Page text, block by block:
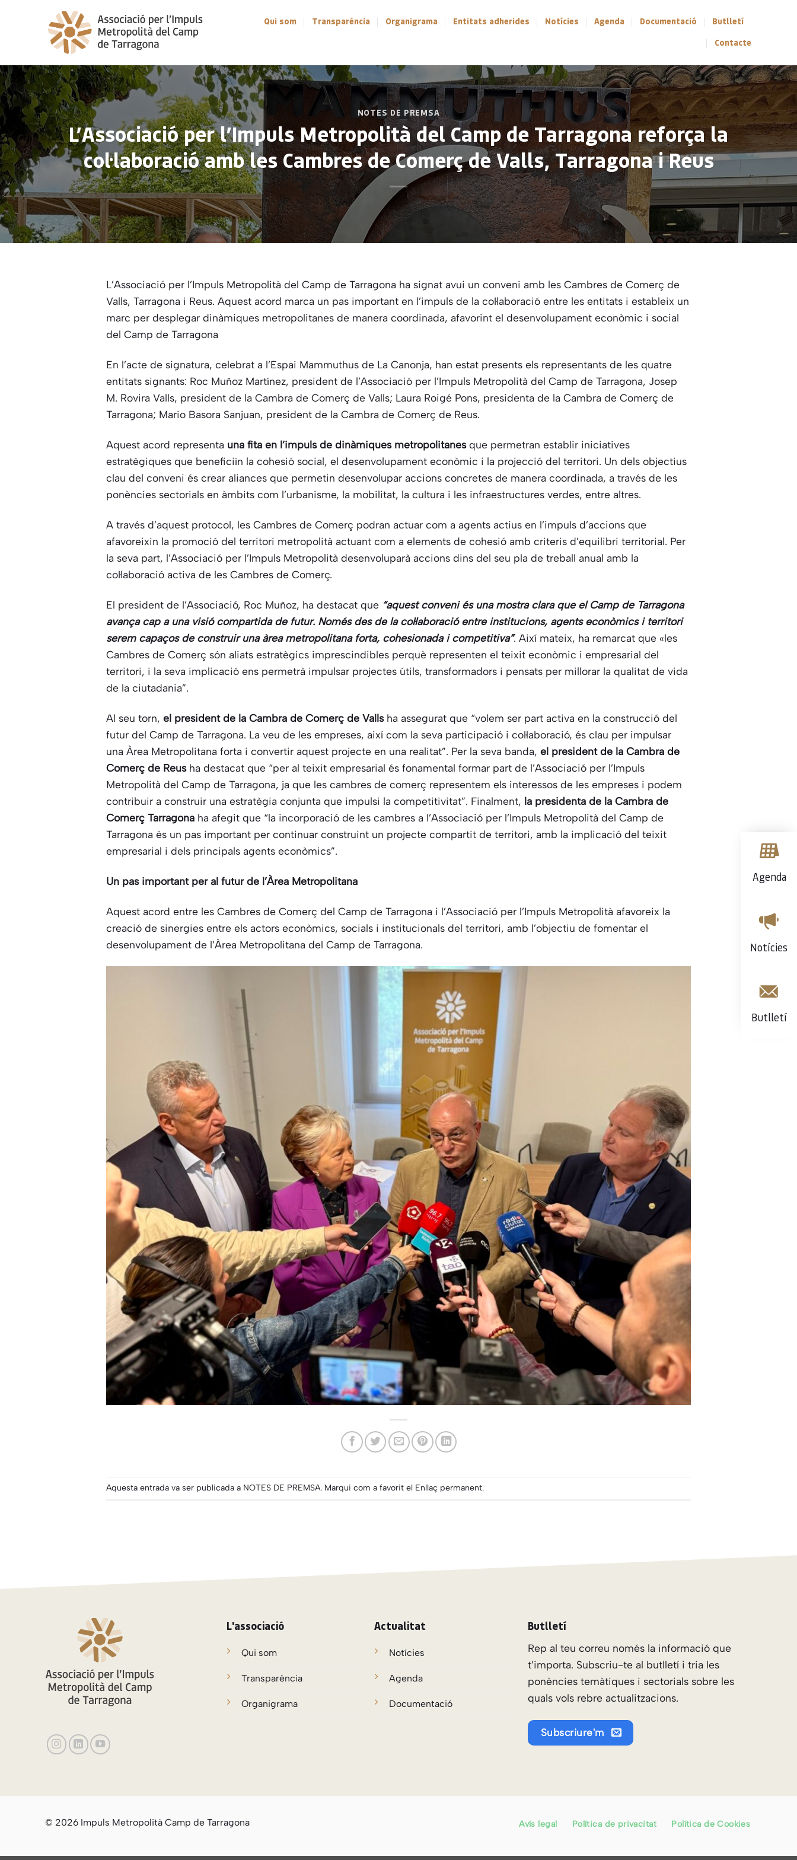
Qui som Transparència Organigrama Entitats adherides Notícies Agenda Documentació Butlletí
Contacte
NOTES DE PREMSA
L’Associació per l’Impuls Metropolità del Camp de Tarragona reforça la
col·laboració amb les Cambres de Comerç de Valls, Tarragona i Reus
L’Associació per l’Impuls Metropolità del Camp de Tarragona ha signat avui un conveni amb les Cambres de Comerç de
Valls, Tarragona i Reus. Aquest acord marca un pas important en l’impuls de la col·laboració entre les entitats i estableix un
marc per desplegar dinàmiques metropolitanes de manera coordinada, afavorint el desenvolupament econòmic i social
del Camp de Tarragona
En l’acte de signatura, celebrat a l’Espai Mammuthus de La Canonja, han estat presents els representants de les quatre
entitats signants: Roc Muñoz Martínez, president de l’Associació per l’Impuls Metropolità del Camp de Tarragona, Josep
M. Rovira Valls, president de la Cambra de Comerç de Valls; Laura Roigé Pons, presidenta de la Cambra de Comerç de
Tarragona; Mario Basora Sanjuan, president de la Cambra de Comerç de Reus.
Aquest acord representa una fita en l’impuls de dinàmiques metropolitanesque permetran establir iniciatives
estratègiques que beneficiïn la cohesió social, el desenvolupament econòmic i la projecció del territori. Un dels objectius
clau del conveni és crear aliances que permetin desenvolupar accions concretes de manera coordinada, a través de les
ponències sectorials en àmbits com l’urbanisme, la mobilitat, la cultura i les infraestructures verdes, entre altres.
A través d’aquest protocol, les Cambres de Comerç podran actuar com a agents actius en l’impuls d’accions que
afavoreixin la promoció del territori metropolità actuant com a elements de cohesió amb criteris d’equilibri territorial. Per
la seva part, l’Associació per l’Impuls Metropolità desenvoluparà accions dins del seu pla de treball anual amb la
col·laboració activa de les Cambres de Comerç.
El president de l’Associació, Roc Muñoz, ha destacat que “aquest conveni és una mostra clara que el Camp de Tarragona
avança cap a una visió compartida de futur. Només des de la col·laboració entre institucions, agents econòmics i territori
serem capaços de construir una àrea metropolitana forta, cohesionada i competitiva”. Així mateix, ha remarcat que «les
Cambres de Comerç són aliats estratègics imprescindibles perquè representen el teixit econòmic i empresarial del
territori, i la seva implicació ens permetrà impulsar projectes útils, transformadors i pensats per millorar la qualitat de vida
de la ciutadania”.
Al seu torn, el president de la Cambra de Comerç de Vallsha assegurat que “volem ser part activa en la construcció del
futur del Camp de Tarragona. La veu de les empreses, així com la seva participació i col·laboració, és clau per impulsar
una Àrea Metropolitana forta i convertir aquest projecte en una realitat”. Per la seva banda, el president de la Cambra de
Comerç de Reusha destacat que “per al teixit empresarial és fonamental formar part de l’Associació per l’Impuls
Metropolità del Camp de Tarragona, ja que les cambres de comerç representem els interessos de les empreses i podem
contribuir a construir una estratègia conjunta que impulsi la competitivitat”. Finalment, la presidenta de la Cambra de
Comerç Tarragonaha afegit que “la incorporació de les cambres a l’Associació per l’Impuls Metropolità del Camp de
Tarragona és un pas important per continuar construint un projecte compartit de territori, amb la implicació del teixit
empresarial i dels principals agents econòmics”.
Un pas important per al futur de l’Àrea Metropolitana
Aquest acord entre les Cambres de Comerç del Camp de Tarragona i l’Associació per l’Impuls Metropolità afavoreix la
creació de sinergies entre els actors econòmics, socials i institucionals del territori, amb l’objectiu de fomentar el
desenvolupament de l’Àrea Metropolitana del Camp de Tarragona.
Aquesta entrada va ser publicada a NOTES DE PREMSA. Marqui com a favorit el Enllaç permanent.
L'associació
Qui som
Transparència
Organigrama
Actualitat
Notícies
Agenda
Documentació
Butlletí
Rep al teu correu només la informació que
t’importa. Subscriu-te al butlletí i tria les
ponències temàtiques i sectorials sobre les
quals vols rebre actualitzacions.
Subscriure'm
© 2026 Impuls Metropolità Camp de Tarragona Avís legal Política de privacitat Política de Cookies
Agenda
Notícies
Butlletí